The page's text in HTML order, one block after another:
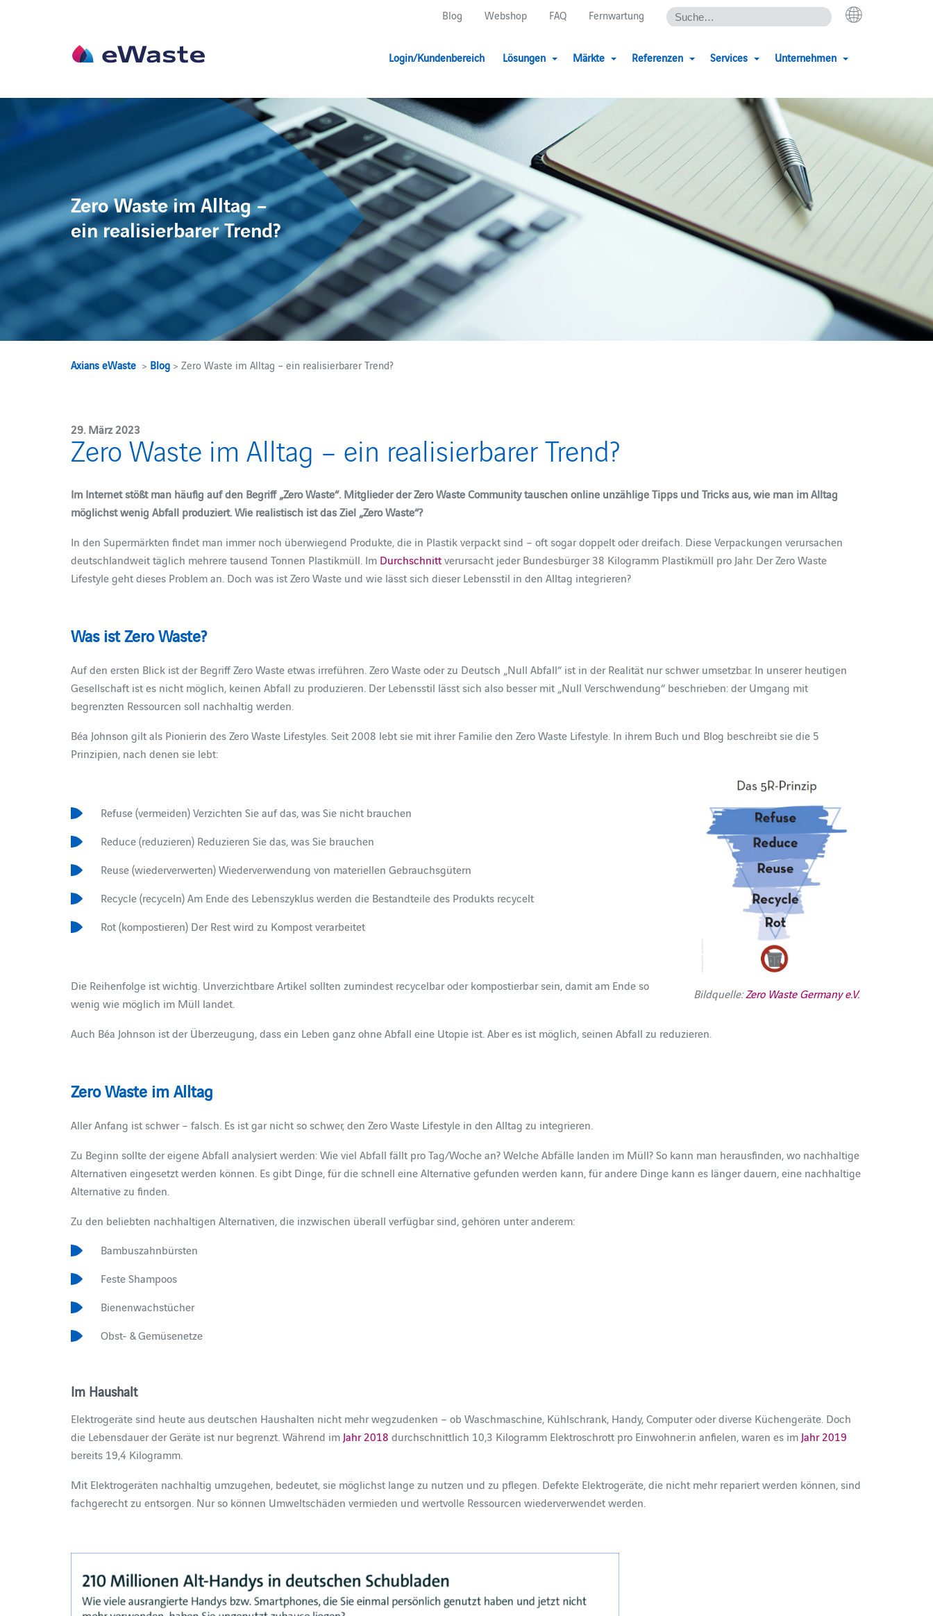
Blog Webshop FAQ Fernwartung
Login/Kundenbereich Lösungen Märkte Referenzen Services Unternehmen
Zero Waste im Alltag –
ein realisierbarer Trend?
Axians eWaste > Blog > Zero Waste im Alltag – ein realisierbarer Trend?
29. März 2023
Zero Waste im Alltag – ein realisierbarer Trend?
Im Internet stößt man häufig auf den Begriff „Zero Waste“. Mitglieder der Zero Waste Community tauschen online unzählige Tipps und Tricks aus, wie man im Alltag
möglichst wenig Abfall produziert. Wie realistisch ist das Ziel „Zero Waste“?
In den Supermärkten findet man immer noch überwiegend Produkte, die in Plastik verpackt sind – oft sogar doppelt oder dreifach. Diese Verpackungen verursachen
deutschlandweit täglich mehrere tausend Tonnen Plastikmüll. Im Durchschnittverursacht jeder Bundesbürger 38 Kilogramm Plastikmüll pro Jahr. Der Zero Waste
Lifestyle geht dieses Problem an. Doch was ist Zero Waste und wie lässt sich dieser Lebensstil in den Alltag integrieren?
Was ist Zero Waste?
Auf den ersten Blick ist der Begriff Zero Waste etwas irreführen. Zero Waste oder zu Deutsch „Null Abfall“ ist in der Realität nur schwer umsetzbar. In unserer heutigen
Gesellschaft ist es nicht möglich, keinen Abfall zu produzieren. Der Lebensstil lässt sich also besser mit „Null Verschwendung“ beschrieben: der Umgang mit
begrenzten Ressourcen soll nachhaltig werden.
Béa Johnson gilt als Pionierin des Zero Waste Lifestyles. Seit 2008 lebt sie mit ihrer Familie den Zero Waste Lifestyle. In ihrem Buch und Blog beschreibt sie die 5
Prinzipien, nach denen sie lebt:
Bildquelle:Zero Waste Germany e.V.
Refuse (vermeiden) Verzichten Sie auf das, was Sie nicht brauchen
Reduce (reduzieren) Reduzieren Sie das, was Sie brauchen
Reuse (wiederverwerten) Wiederverwendung von materiellen Gebrauchsgütern
Recycle (recyceln) Am Ende des Lebenszyklus werden die Bestandteile des Produkts recycelt
Rot (kompostieren) Der Rest wird zu Kompost verarbeitet
Die Reihenfolge ist wichtig. Unverzichtbare Artikel sollten zumindest recycelbar oder kompostierbar sein, damit am Ende so
wenig wie möglich im Müll landet.
Auch Béa Johnson ist der Überzeugung, dass ein Leben ganz ohne Abfall eine Utopie ist. Aber es ist möglich, seinen Abfall zu reduzieren.
Zero Waste im Alltag
Aller Anfang ist schwer – falsch. Es ist gar nicht so schwer, den Zero Waste Lifestyle in den Alltag zu integrieren.
Zu Beginn sollte der eigene Abfall analysiert werden: Wie viel Abfall fällt pro Tag/Woche an? Welche Abfälle landen im Müll? So kann man herausfinden, wo nachhaltige
Alternativen eingesetzt werden können. Es gibt Dinge, für die schnell eine Alternative gefunden werden kann, für andere Dinge kann es länger dauern, eine nachhaltige
Alternative zu finden.
Zu den beliebten nachhaltigen Alternativen, die inzwischen überall verfügbar sind, gehören unter anderem:
Bambuszahnbürsten
Feste Shampoos
Bienenwachstücher
Obst- & Gemüsenetze
Im Haushalt
Elektrogeräte sind heute aus deutschen Haushalten nicht mehr wegzudenken – ob Waschmaschine, Kühlschrank, Handy, Computer oder diverse Küchengeräte. Doch
die Lebensdauer der Geräte ist nur begrenzt. Während im Jahr 2018 durchschnittlich 10,3 Kilogramm Elektroschrott pro Einwohner:in anfielen, waren es im Jahr 2019
bereits 19,4 Kilogramm.
Mit Elektrogeräten nachhaltig umzugehen, bedeutet, sie möglichst lange zu nutzen und zu pflegen. Defekte Elektrogeräte, die nicht mehr repariert werden können, sind
fachgerecht zu entsorgen. Nur so können Umweltschäden vermieden und wertvolle Ressourcen wiederverwendet werden.